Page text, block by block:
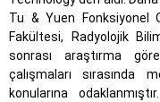
Tu & Yuen Fonksiyonel
Fakültesi, Radyolojik
sonrası araştırma
çalışmaları
konularına